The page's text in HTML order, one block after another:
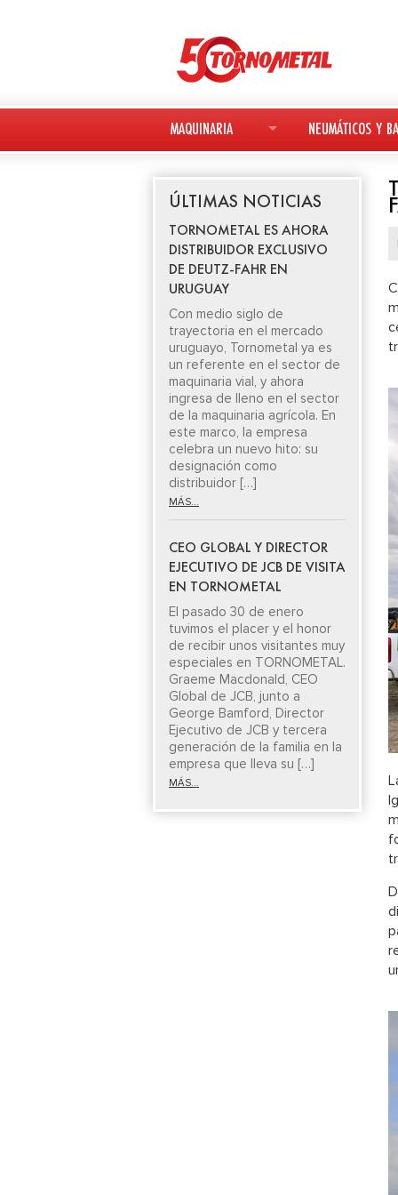
MAQUINARIA
MAQUINARIA NUEVA
MAQUINARIA USADA
DEUTZ-FAHR
AVANT
KESLA
NEUMÁTICOS Y
NEUMÁTICOS
BATERÍAS
ÚLTIMAS NOTICIAS
TORNOMETAL ES AHORA
DISTRIBUIDOR EXCLUSIVO
DE DEUTZ-FAHR EN
URUGUAY
Con medio siglo de
trayectoria en el mercado
uruguayo, Tornometal ya es
un referente en el sector de
maquinaria vial, y ahora
ingresa de lleno en el sector
de la maquinaria agrícola. En
este marco, la empresa
celebra un nuevo hito: su
designación como
distribuidor […]
MÁS...
CEO GLOBAL Y DIRECTOR
EJECUTIVO DE JCB DE VISITA
EN TORNOMETAL
El pasado 30 de enero
tuvimos el placer y el honor
de recibir unos visitantes muy
especiales en TORNOMETAL.
Graeme Macdonald, CEO
Global de JCB, junto a
George Bamford, Director
Ejecutivo de JCB y tercera
generación de la familia en la
empresa que lleva su […]
MÁS...